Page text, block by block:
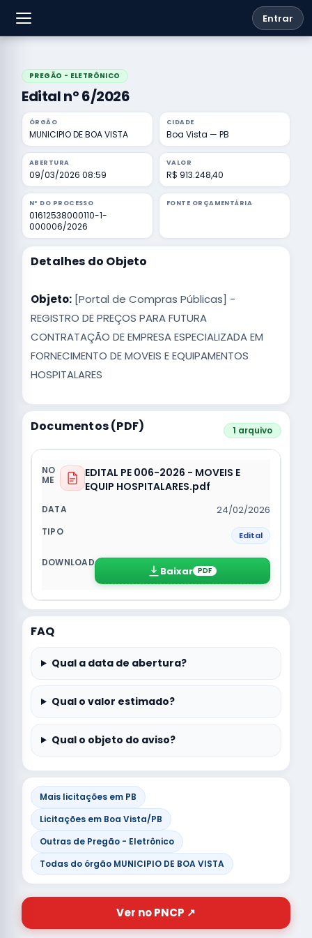
Entrar
PREGÃO - ELETRÔNICO
Edital nº 6/2026
ÓRGÃO
MUNICIPIO DE BOA VISTA
CIDADE
Boa Vista — PB
ABERTURA
09/03/2026 08:59
VALOR
R$ 913.248,40
Nº DO PROCESSO
01612538000110-1-
000006/2026
FONTE ORÇAMENTÁRIA
Detalhes do Objeto
Objeto: [Portal de Compras Públicas] -
REGISTRO DE PREÇOS PARA FUTURA
CONTRATAÇÃO DE EMPRESA ESPECIALIZADA EM
FORNECIMENTO DE MOVEIS E EQUIPAMENTOS
HOSPITALARES
Documentos (PDF) 1 arquivo
EDITAL PE 006-2026 - MOVEIS E
EQUIP HOSPITALARES.pdf
24/02/2026
Edital
Baixar PDF
FAQ
Qual a data de abertura?
Qual o valor estimado?
Qual o objeto do aviso?
Mais licitações em PB
Licitações em Boa Vista/PB
Outras de Pregão - Eletrônico
Todas do órgão MUNICIPIO DE BOA VISTA
Ver no PNCP ↗